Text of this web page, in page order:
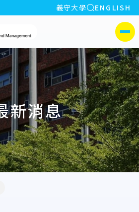
:::
義守大學 全站搜索
ENGLISH
義守大學公共政策與管理學
側選單
新消息